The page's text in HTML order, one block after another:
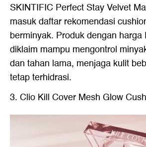
SKINTIFIC Perfect Stay Velvet
masuk daftar rekomendasi
berminyak. Produk dengan harga
diklaim mampu mengontrol
dan tahan lama, menjaga kulit
tetap terhidrasi.
3. Clio Kill Cover Mesh Glow